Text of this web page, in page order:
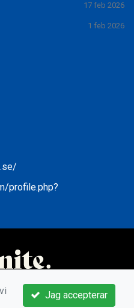
17 feb 2026
1 feb 2026
profile.php?
Jag accepterar